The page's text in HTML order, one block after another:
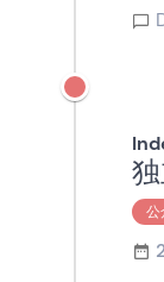
公